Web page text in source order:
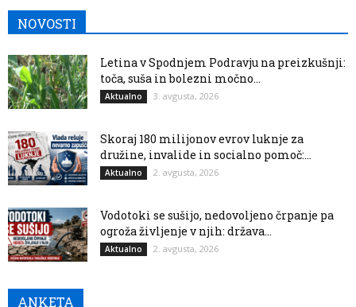
NOVOSTI
Letina v Spodnjem Podravju na preizkušnji:
toča, suša in bolezni močno...
Aktualno 3. avgusta, 2026
Skoraj 180 milijonov evrov luknje za
družine, invalide in socialno pomoč:...
Aktualno 2. avgusta, 2026
Vodotoki se sušijo, nedovoljeno črpanje pa
ogroža življenje v njih: država...
Aktualno 2. avgusta, 2026
ANKETA